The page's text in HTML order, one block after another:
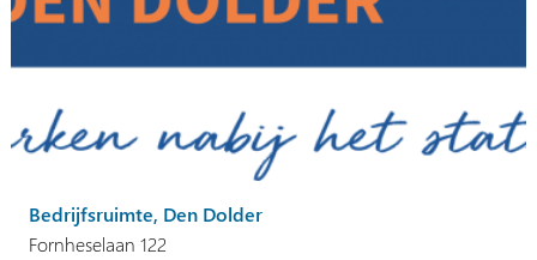
Bedrijfsruimte, Den Dolder
Fornheselaan 122